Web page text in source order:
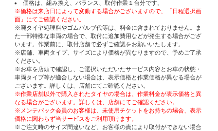
価格は、組み換え、バランス、取付作業１台分です。
※価格は来店日によって変動する場合がございますので、「日程選択画
面」にてご確認ください。
※廃タイヤ処理料やゴムバルブ代等は、料金に含まれておりません。ま
た一部特殊な車両の場合で、取付に追加費用などが発生する場合がござ
います。作業前に、取付店舗で必ずご確認をお願いいたします。
※店舗、車両タイプ、サイズにより価格が異なりますので、予めご了承
ください。
※お車を店頭で確認し、ご選択いただいたサービス内容とお車の状態・
車両タイプ等が適合しない場合は、表示価格と作業価格が異なる場合が
ございます。詳しくは、店舗にてご確認ください。
※作業店舗以外で購入されたタイヤの場合は、作業料金が表示価格と異
なる場合がございます。詳しくは、店舗にてご確認ください。
※メンテパック会員のお客様は、未使用チケットをお持ちの場合、表示
価格に関わらず当サービスをご利用頂けます。
※ご注文時のサイズ間違いなど、お客様の責により取付ができない場合